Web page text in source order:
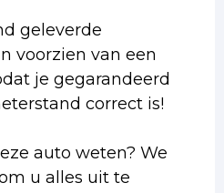
geleverde
voorzien van een
je gegarandeerd
correct is!
auto weten? We
u alles uit te